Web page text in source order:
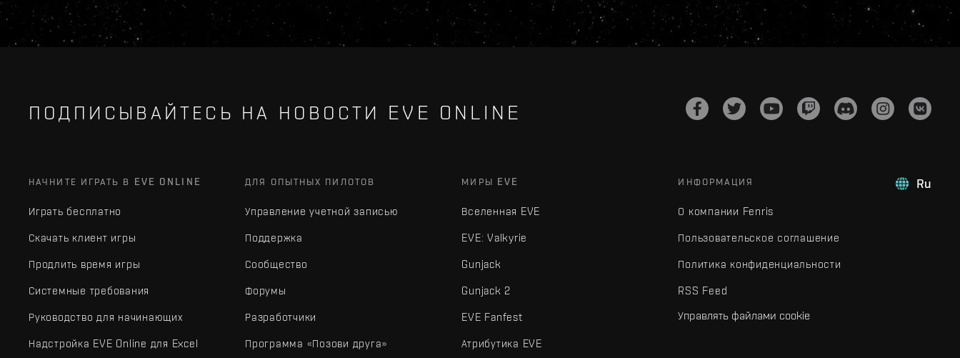
ПОДПИСЫВАЙТЕСЬ НА НОВОСТИ EVE ONLINE
Ru
НАЧНИТЕ ИГРАТЬ В EVE ONLINE
Играть бесплатно
Скачать клиент игры
Продлить время игры
Системные требования
Руководство для начинающих
Надстройка EVE Online для Excel
ДЛЯ ОПЫТНЫХ ПИЛОТОВ
Управление учетной записью
Поддержка
Сообщество
Форумы
Разработчики
Программа «Позови друга»
МИРЫ EVE
Вселенная EVE
EVE: Valkyrie
Gunjack
Gunjack 2
EVE Fanfest
Атрибутика EVE
ИНФОРМАЦИЯ
О компании Fenris
Пользовательское соглашение
Политика конфиденциальности
RSS Feed
Управлять файлами cookie